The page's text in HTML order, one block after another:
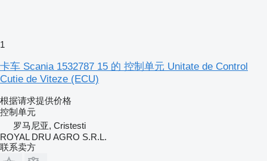
1
卡车 Scania 1532787 15 的 控制单元 Unitate de Control
Cutie de Viteze (ECU)
根据请求提供价格
控制单元
罗马尼亚, Cristesti
ROYAL DRU AGRO S.R.L.
联系卖方